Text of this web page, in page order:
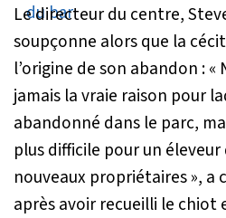
Le directeur du centre,
soupçonne alors que la
l’origine de son abandon :«
jamais la vraie raison pour
abandonné dans le parc,
plus difficile pour un
nouveaux propriétaires », a
après avoir recueilli le chiot